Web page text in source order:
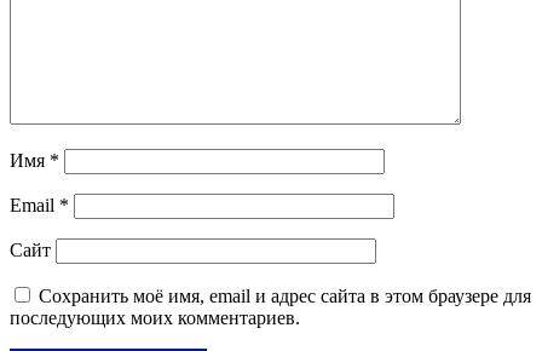
Имя *
Email *
Сайт
Сохранить моё имя, email и адрес сайта в этом браузере для
последующих моих комментариев.